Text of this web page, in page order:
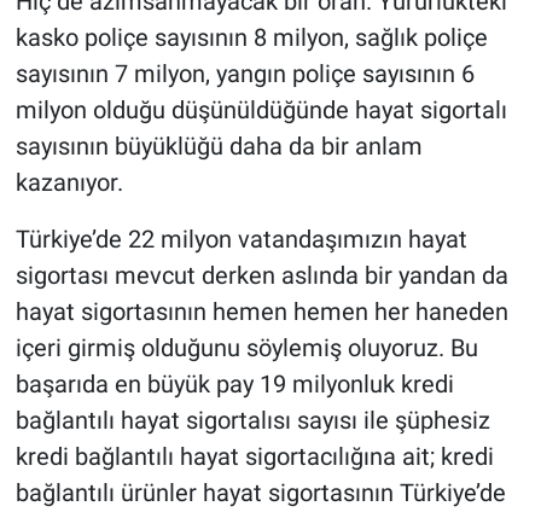
kasko poliçe sayısının 8 milyon, sağlık poliçe
sayısının 7 milyon, yangın poliçe sayısının 6
milyon olduğu düşünüldüğünde hayat sigortalı
sayısının büyüklüğü daha da bir anlam
kazanıyor.
Türkiye’de 22 milyon vatandaşımızın hayat
sigortası mevcut derken aslında bir yandan da
hayat sigortasının hemen hemen her haneden
içeri girmiş olduğunu söylemiş oluyoruz. Bu
başarıda en büyük pay 19 milyonluk kredi
bağlantılı hayat sigortalısı sayısı ile şüphesiz
kredi bağlantılı hayat sigortacılığına ait; kredi
bağlantılı ürünler hayat sigortasının Türkiye’de